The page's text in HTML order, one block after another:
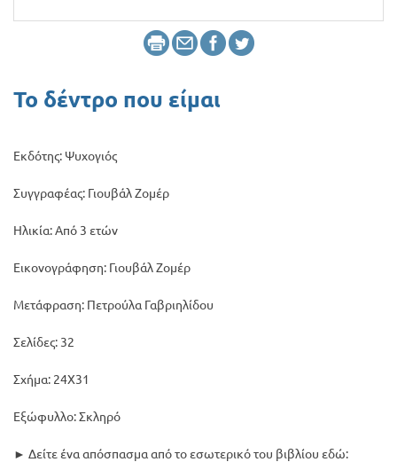
Το δέντρο που είμαι
Εκδότης: Ψυχογιός
Συγγραφέας: Γιουβάλ Ζομέρ
Ηλικία: Από 3 ετών
Εικονογράφηση: Γιουβάλ Ζομέρ
Μετάφραση: Πετρούλα Γαβριηλίδου
Σελίδες: 32
Σχήμα: 24Χ31
Εξώφυλλο: Σκληρό
► Δείτε ένα απόσπασμα από το εσωτερικό του βιβλίου εδώ: